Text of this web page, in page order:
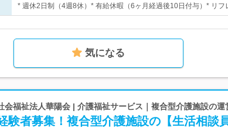
* 週休2日制（4週8休）* 有給休暇（6ヶ月経過後10日付与）* リフ
気になる
会福祉法人華陽会 | 介護福祉サービス｜複合型介護施設の運
験者募集！複合型介護施設の【生活相